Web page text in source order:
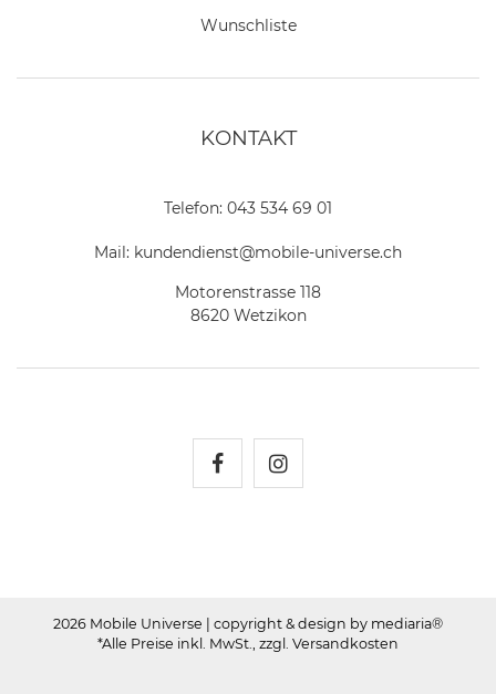
Wunschliste
KONTAKT
Telefon: 043 534 69 01
Mail: kundendienst@mobile-universe.ch
Motorenstrasse 118
8620 Wetzikon
2026 Mobile Universe | copyright & design by mediaria®
*Alle Preise inkl. MwSt., zzgl. Versandkosten